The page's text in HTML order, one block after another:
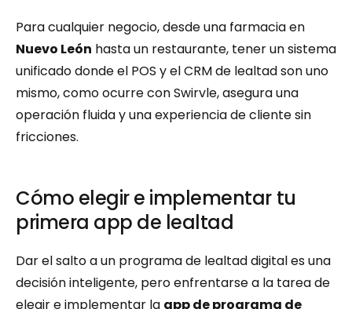
Nuevo León hasta un restaurante, tener un sistema
unificado donde el POS y el CRM de lealtad son uno
mismo, como ocurre con Swirvle, asegura una
operación fluida y una experiencia de cliente sin
fricciones.
Cómo elegir e implementar tu
primera app de lealtad
Dar el salto a un programa de lealtad digital es una
decisión inteligente, pero enfrentarse a la tarea de
elegir e implementar la app de programa de